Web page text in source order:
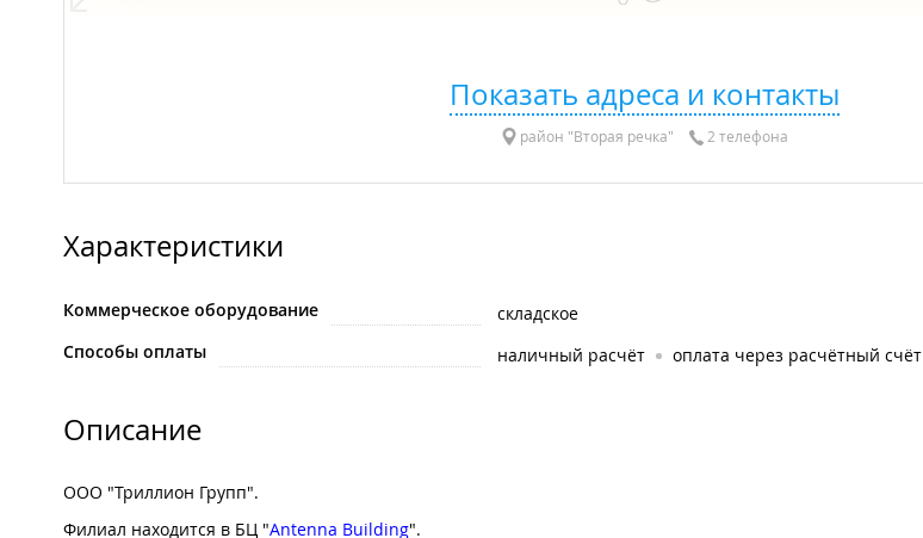
Показать адреса и контакты
район "Вторая речка" 2 телефона
Характеристики
Коммерческое оборудование
складское
Способы оплаты
наличный расчёт оплата через расчётный счёт
Описание
ООО "Триллион Групп".
Филиал находится в БЦ "Antenna Building".